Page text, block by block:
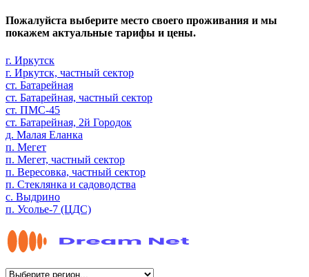
Пожалуйста выберите место своего проживания и мы
покажем актуальные тарифы и цены.
г. Иркутск
г. Иркутск, частный сектор
ст. Батарейная
ст. Батарейная, частный сектор
ст. ПМС-45
ст. Батарейная, 2й Городок
д. Малая Еланка
п. Мегет
п. Мегет, частный сектор
п. Вересовка, частный сектор
п. Стеклянка и садоводства
с. Выдрино
п. Усолье-7 (ЦДС)